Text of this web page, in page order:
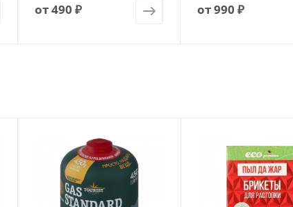
от490 ₽ от990 ₽